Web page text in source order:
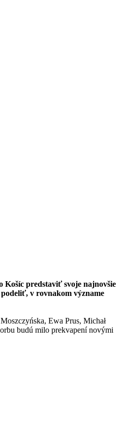
Košíc predstaviť svoje najnovšie
v rovnakom význame
Ewa Prus, Michał
budú milo prekvapení novými